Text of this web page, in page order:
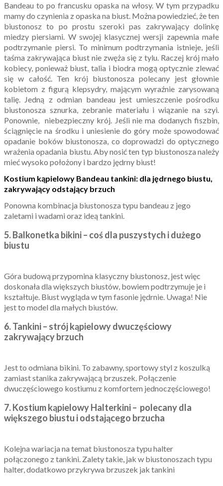
Bandeau to po francusku opaska na włosy. W tym przypadku
mamy do czynienia z opaska na biust. Można powiedzieć, że ten
biustonosz to po prostu szeroki pas zakrywający dolinkę
miedzy piersiami. W swojej klasycznej wersji zapewnia małe
podtrzymanie piersi. To minimum podtrzymania istnieje, jeśli
taśma zakrywająca biust nie zwęża się z tylu. Raczej krój mało
kobiecy, ponieważ biust, talia i biodra mogą optycznie zlewać
się w całość. Ten krój biustonosza polecany jest głownie
kobietom z figurą klepsydry, mającym wyraźnie zarysowaną
talię. Jedną z odmian bandeau jest umieszczenie pośrodku
biustonosza sznurka, zebranie materiału i wiązanie na szyi.
Ponownie, niebezpieczny krój. Jeśli nie ma dodanych fiszbin,
ściągnięcie na środku i uniesienie do góry może spowodować
opadanie boków biustonosza, co doprowadzi do optycznego
wrażenia opadania biustu. Aby nosić ten typ biustonosza należy
mieć wysoko położony i bardzo jędrny biust!
Kostium kąpielowy Bandeau tankini: dla jędrnego biustu,
zakrywający odstający brzuch
Ponowna kombinacja biustonosza typu bandeau z jego
zaletami i wadami oraz ideą tankini.
5.Balkonetka bikini – coś dla puszystych i dużego
biustu
Góra budową przypomina klasyczny biustonosz, jest więc
doskonała dla większych biustów, bowiem podtrzymuje je i
kształtuje. Biust wygląda w tym fasonie jędrnie. Uwaga! Nie
jest to model dla małych biustów.
6. Tankini – strój kąpielowy dwuczęściowy
zakrywający brzuch
Jest to odmiana bikini. To zabawny, sportowy styl z koszulką
zamiast stanika zakrywającą brzuszek. Połączenie
dwuczęściowego kostiumu z komfortem jednoczęściowego!
7. Kostium kąpielowyHalterkini – polecany dla
większego biustu i odstającego brzucha
Kolejna wariacja na temat biustonosza typu halter
połączonego z tankini. Zalety takie, jak w biustonoszach typu
halter, dodatkowo przykrywa brzuszek jak tankini